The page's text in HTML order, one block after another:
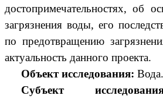
достопримечательностях, об
загрязнения воды, его
по предотвращению
актуальность данного проекта.
Объект исследования:Вода.
Субъект